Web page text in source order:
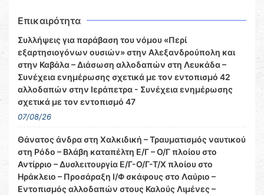
Επικαιρότητα
Συλλήψεις για παράβαση του νόμου «Περί
εξαρτησιογόνων ουσιών» στην Αλεξανδρούπολη και
στην Καβάλα – Διάσωση αλλοδαπών στη Λευκάδα –
Συνέχεια ενημέρωσης σχετικά με τον εντοπισμό 42
αλλοδαπών στην Ιεράπετρα - Συνέχεια ενημέρωσης
σχετικά με τον εντοπισμό 47
07/08/26
Θάνατος άνδρα στη Χαλκιδική – Τραυματισμός ναυτικού
στη Ρόδο – Βλάβη καταπέλτη Ε/Γ – Ο/Γ πλοίου στο
Αντίρριο – Δυσλειτουργία Ε/Γ-Ο/Γ-Τ/Χ πλοίου στο
Ηράκλειο – Προσάραξη Ι/Φ σκάφους στο Λαύριο –
Εντοπισμός αλλοδαπών στους Καλούς Λιμένες –